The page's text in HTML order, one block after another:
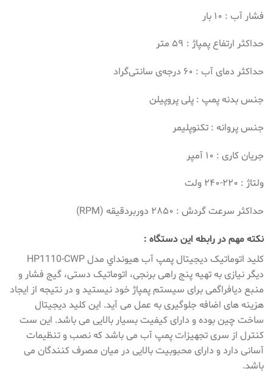
فشار آب : ۱۰ بار
حداکثر ارتفاع پمپاژ : ۵۹ متر
حداکثر دمای آب : ۶۰ درجه‌‎ی سانتی‌گراد
جنس بدنه پمپ : پلی پروپیلن
جنس پروانه : تکنوپلیمر
جریان کاری : ۱۰ آمپر
ولتاژ : ۲۲۰-۲۴۰ ولت
حداکثر سرعت گردش : ۲۸۵۰ دوربردقیقه (RPM)
نکته مهم در رابطه این دستگاه :
کلید اتوماتیک دیجیتال پمپ آب هيونداي مدل HP1110-CWP
دیگر نیازی به تهیه پنج راهی برنجی، اتوماتیک دستی، گیج فشار و
منبع دیافراگمی برای سیستم پمپاژ خود نیستید و در نتیجه از ایجاد
هزینه های اضافه جلوگیری به عمل می آید. این کلید دیجیتال
ساخت چین بوده و دارای کیفیت بسیار بالایی می باشد. این ست
کنترل از سری تجهیزات پمپ آب می باشد که نصب و تنظیمات
آسانی دارد و دارای محبوبیت بالایی در میان مصرف کنندگان می
باشد.